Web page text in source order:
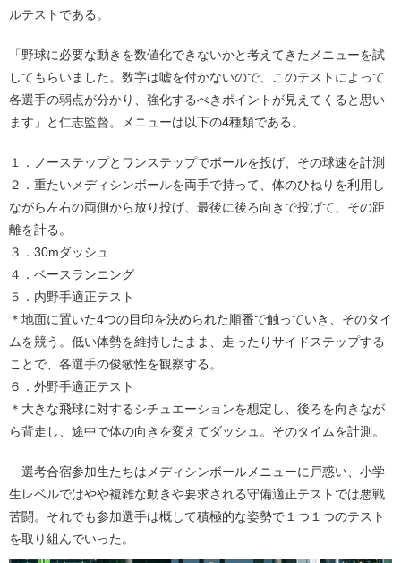
ルテストである。
「野球に必要な動きを数値化できないかと考えてきたメニューを試
してもらいました。数字は嘘を付かないので、このテストによって
各選手の弱点が分かり、強化するべきポイントが見えてくると思い
ます」と仁志監督。メニューは以下の4種類である。
１．ノーステップとワンステップでボールを投げ、その球速を計測
２．重たいメディシンボールを両手で持って、体のひねりを利用し
ながら左右の両側から放り投げ、最後に後ろ向きで投げて、その距
離を計る。
３．30mダッシュ
４．ベースランニング
５．内野手適正テスト
＊地面に置いた4つの目印を決められた順番で触っていき、そのタイ
ムを競う。低い体勢を維持したまま、走ったりサイドステップする
ことで、各選手の俊敏性を観察する。
６．外野手適正テスト
＊大きな飛球に対するシチュエーションを想定し、後ろを向きなが
ら背走し、途中で体の向きを変えてダッシュ。そのタイムを計測。
選考合宿参加生たちはメディシンボールメニューに戸惑い、小学
生レベルではやや複雑な動きや要求される守備適正テストでは悪戦
苦闘。それでも参加選手は概して積極的な姿勢で１つ１つのテスト
を取り組んでいった。